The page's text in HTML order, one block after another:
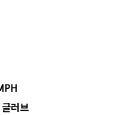
러브